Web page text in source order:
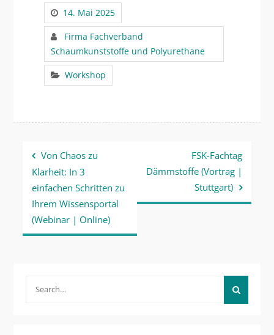
14. Mai 2025
Firma Fachverband
Schaumkunststoffe und Polyurethane
Workshop
Beitragsnavigation
Von Chaos zu
Klarheit: In 3
einfachen Schritten zu
Ihrem Wissensportal
(Webinar | Online)
FSK-Fachtag
Dämmstoffe (Vortrag |
Stuttgart)